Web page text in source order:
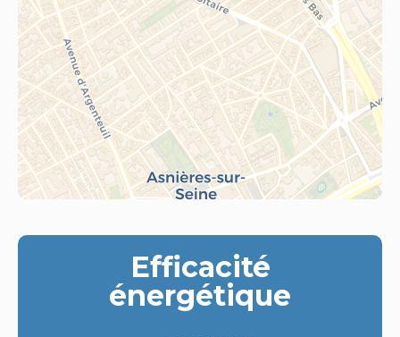
Efficacité
énergétique